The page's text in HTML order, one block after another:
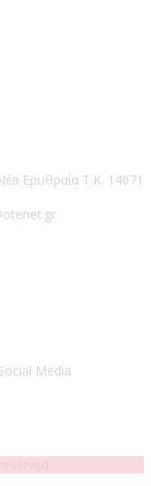
Ερυθραία Τ.Κ. 14671
Media